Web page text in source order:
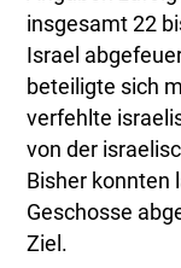
insgesamt 22
Israel
beteiligte sich
verfehlte
von der
Bisher konnten
Geschosse
Ziel.